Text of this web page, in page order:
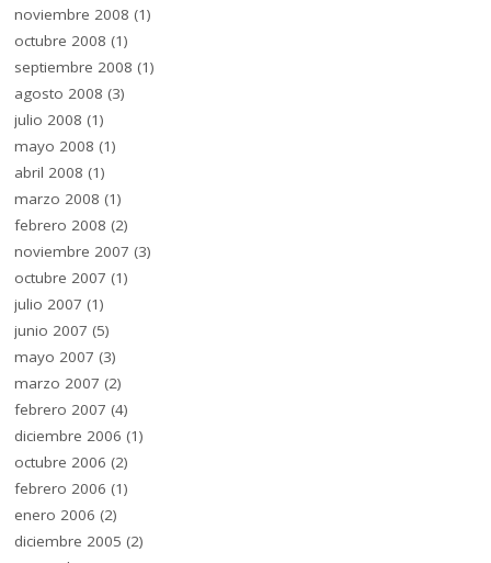
noviembre 2008 (1)
octubre 2008 (1)
septiembre 2008 (1)
agosto 2008 (3)
julio 2008 (1)
mayo 2008 (1)
abril 2008 (1)
marzo 2008 (1)
febrero 2008 (2)
noviembre 2007 (3)
octubre 2007 (1)
julio 2007 (1)
junio 2007 (5)
mayo 2007 (3)
marzo 2007 (2)
febrero 2007 (4)
diciembre 2006 (1)
octubre 2006 (2)
febrero 2006 (1)
enero 2006 (2)
diciembre 2005 (2)